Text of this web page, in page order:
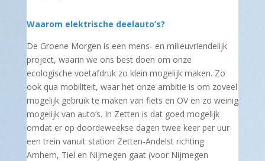
Waarom elektrische deelauto’s?
De Groene Morgen is een mens- en milieuvriendelijk
project, waarin we ons best doen om onze
ecologische voetafdruk zo klein mogelijk maken. Zo
ook qua mobiliteit, waar het onze ambitie is om zoveel
mogelijk gebruik te maken van fiets en OV en zo weinig
mogelijk van auto’s. In Zetten is dat goed mogelijk
omdat er op doordeweekse dagen twee keer per uur
een trein vanuit station Zetten-Andelst richting
Arnhem, Tiel en Nijmegen gaat (voor Nijmegen